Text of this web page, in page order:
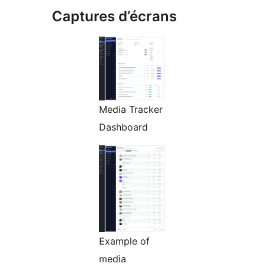
Captures d’écrans
Media Tracker
Dashboard
Example of
media